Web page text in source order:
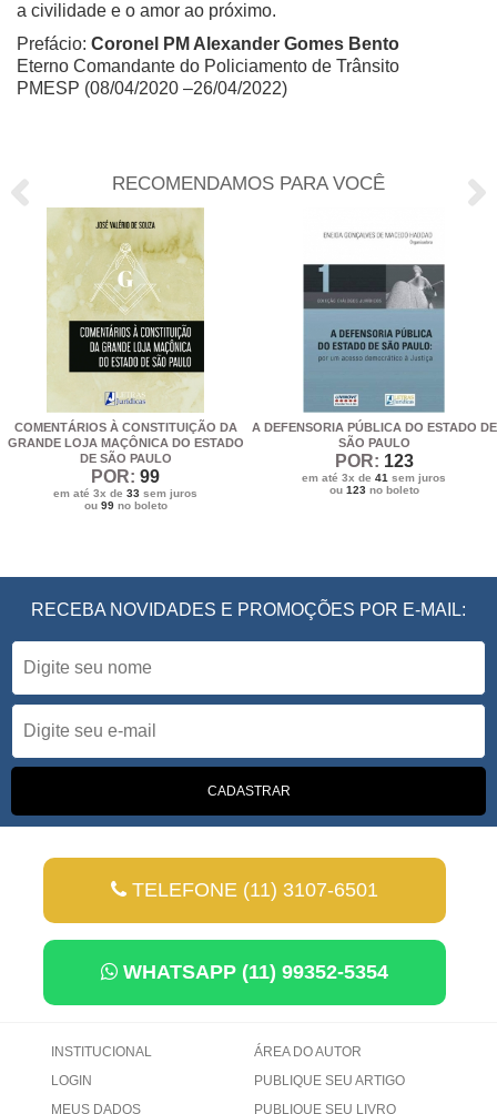
a civilidade e o amor ao próximo.
Prefácio: Coronel PM Alexander Gomes Bento
Eterno Comandante do Policiamento de Trânsito
PMESP (08/04/2020 –26/04/2022)
RECOMENDAMOS PARA VOCÊ
COMENTÁRIOS À CONSTITUIÇÃO DA
GRANDE LOJA MAÇÔNICA DO ESTADO
DE SÃO PAULO
POR: 99
em até 3x de 33 sem juros
ou 99no boleto
A DEFENSORIA PÚBLICA DO ESTADO DE
SÃO PAULO
POR: 123
em até 3x de 41 sem juros
ou 123no boleto
RECEBA NOVIDADES E PROMOÇÕES POR E-MAIL:
TELEFONE (11) 3107-6501
WHATSAPP (11) 99352-5354
INSTITUCIONAL
LOGIN
MEUS DADOS
ÁREA DO AUTOR
PUBLIQUE SEU ARTIGO
PUBLIQUE SEU LIVRO